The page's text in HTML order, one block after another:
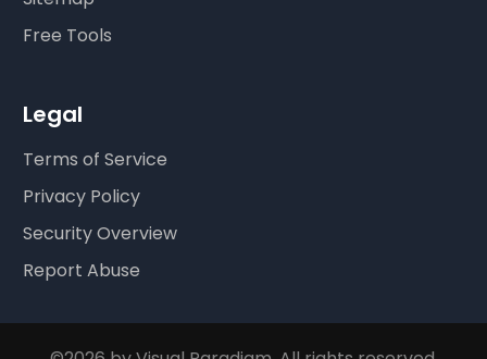
Free Tools
Legal
Terms of Service
Privacy Policy
Security Overview
Report Abuse